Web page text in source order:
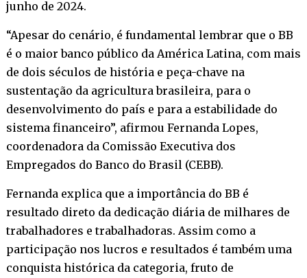
junho de 2024.
“Apesar do cenário, é fundamental lembrar que o BB
é o maior banco público da América Latina, com mais
de dois séculos de história e peça-chave na
sustentação da agricultura brasileira, para o
desenvolvimento do país e para a estabilidade do
sistema financeiro”, afirmou Fernanda Lopes,
coordenadora da Comissão Executiva dos
Empregados do Banco do Brasil (CEBB).
Fernanda explica que a importância do BB é
resultado direto da dedicação diária de milhares de
trabalhadores e trabalhadoras. Assim como a
participação nos lucros e resultados é também uma
conquista histórica da categoria, fruto de